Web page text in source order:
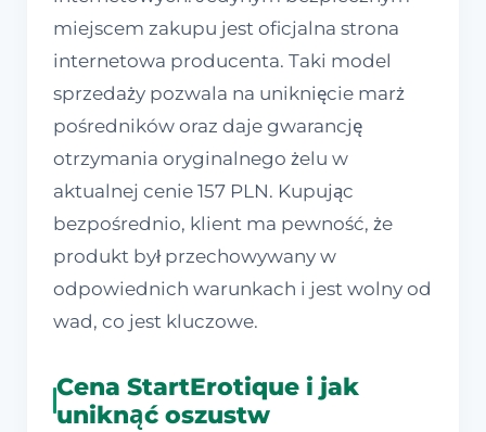
miejscem zakupu jest oficjalna strona
internetowa producenta. Taki model
sprzedaży pozwala na uniknięcie marż
pośredników oraz daje gwarancję
otrzymania oryginalnego żelu w
aktualnej cenie 157 PLN. Kupując
bezpośrednio, klient ma pewność, że
produkt był przechowywany w
odpowiednich warunkach i jest wolny od
wad, co jest kluczowe.
Cena StartErotique i jak
uniknąć oszustw